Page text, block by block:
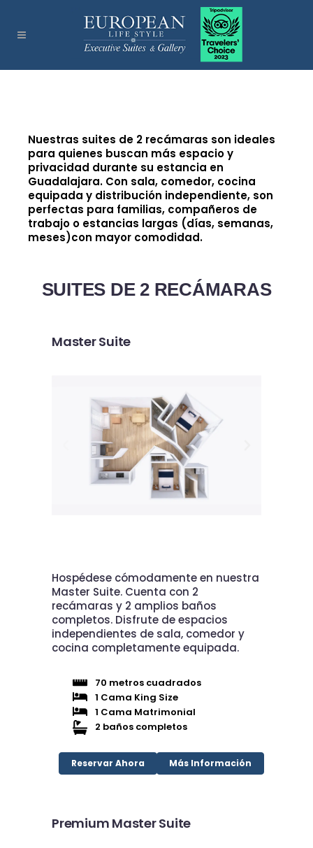
Nuestras suites de 2 recámaras son ideales
para quienes buscan más espacio y
privacidad durante su estancia en
Guadalajara. Con sala, comedor, cocina
equipada y distribución independiente, son
perfectas para familias, compañeros de
trabajo o estancias largas (días, semanas,
meses)con mayor comodidad.
SUITES DE 2 RECÁMARAS
Master Suite
Hospédese cómodamente en nuestra
Master Suite. Cuenta con 2
recámaras y 2 amplios baños
completos. Disfrute de espacios
independientes de sala, comedor y
cocina completamente equipada.
70 metros cuadrados
1 Cama King Size
1 Cama Matrimonial
2 baños completos
Reservar Ahora Más Información
Premium Master Suite